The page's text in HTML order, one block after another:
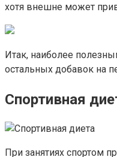
хотя внешне может
Итак, наиболее
остальных добавок на
Спортивная
При занятиях спортом